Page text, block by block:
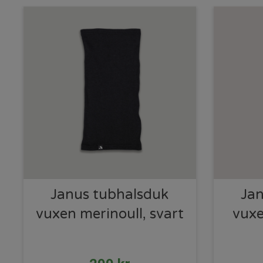
Janus tubhalsduk
vuxen merinoull, svart